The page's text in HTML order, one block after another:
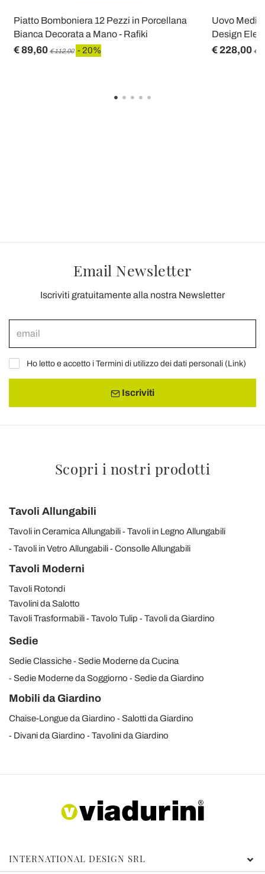
Piatto Bomboniera 12 Pezzi in Porcellana
Bianca Decorata a Mano - Rafiki
€ 89,60 € 112,00 - 20%
Uovo Medio
Design
€ 228,00 €
Email Newsletter
Iscriviti gratuitamente alla nostra Newsletter
Ho letto e accetto i Termini di utilizzo dei dati personali (Link)
Iscriviti
Scopri i nostri prodotti
Tavoli Allungabili
Tavoli in Ceramica Allungabili
Tavoli in Legno Allungabili
Tavoli in Vetro Allungabili
Consolle Allungabili
Tavoli Moderni
Tavoli Rotondi
Tavolini da Salotto
Tavoli Trasformabili
Tavolo Tulip Tavoli da Giardino
Sedie
Sedie Classiche
Sedie Moderne da Cucina
Sedie Moderne da Soggiorno
Sedie da Giardino
Mobili da Giardino
Chaise-Longue da Giardino
Salotti da Giardino
Divani da Giardino
Tavolini da Giardino
INTERNATIONAL DESIGN SRL